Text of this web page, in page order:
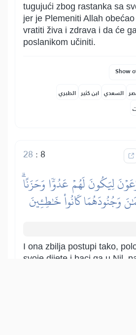
tugujući zbog rastanka sa
jer je Plemeniti Allah
vratiti živa i zdrava i da će
poslanikom učiniti.
Show
السعدي ابن كثير الطبري
8
:
28
لِيَكُونَ لَهُمۡ عَدُوّٗا وَحَزَنًاۗ
وَجُنُودَهُمَا كَانُواْ خَٰطِـِٔينَ
I ona zbilja postupi tako,
svoje dijete i baci ga u Nil,